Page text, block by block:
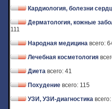
Кардиология, болезни
Дерматология, кожные
111
Народная медицина всего:
Лечебная косметология
Диета всего: 41
Похудение всего: 115
УЗИ, УЗИ-диагностика